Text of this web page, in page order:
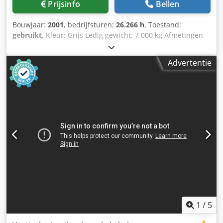
Prijsinfo Bellen
Bouwjaar: 2001, bedrijfsturen: 26.266 h, Toestand:
gebruikt, Kleur: Grijs Ledig gewicht: 7.000 kg Afmetingen
(LxBxH): 350 x 220 x 240 cm Prijs: Op aanvraag NC
freesmachine Bewerkingcentrum Model: CNC
Fabrikant: DMG / Deckel MAHO Type: DMU60T
Bouwjaar: 2001 Control: Heidenhain Urenstand: 26266
Dcjdpfx Apsywt Nyswjk Travel: 630x560x560mm
Incl. Automatische gereedschapswisselaar Incl.
Documenten Incl. Video beschikbaar - Bouwjaar: 2001 -
Documentatie aanwezig: Ja - CE markering aanwezig: Ja -
Gereedschapsopname: SK40 - Max. spindelsnelheid [rpm]:
Advertentie
1 / 5